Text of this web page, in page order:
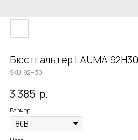
Бюстгальтер LAUMA 92H30
SKU: 92H30
3 385 р.
Размер